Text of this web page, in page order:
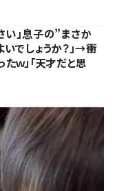
い」息子の”まさか
でしょうか？」→衝
ｗ」「天才だと思